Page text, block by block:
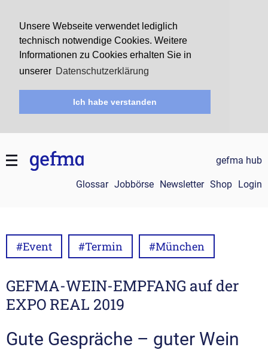
Unsere Webseite verwendet lediglich
technisch notwendige Cookies. Weitere
Informationen zu Cookies erhalten Sie in
unserer Datenschutzerklärung
Ich habe verstanden
gefma hub
Glossar Jobbörse Newsletter Shop Login
#Event #Termin #München
GEFMA-WEIN-EMPFANG auf der
EXPO REAL 2019
Gute Gespräche – guter Wein